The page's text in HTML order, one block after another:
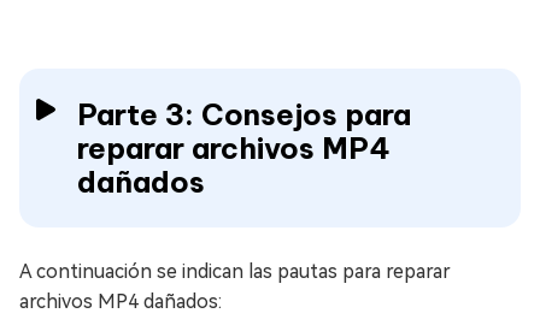
Parte 3: Consejos para
reparar archivos MP4
dañados
A continuación se indican las pautas para reparar
archivos MP4 dañados: